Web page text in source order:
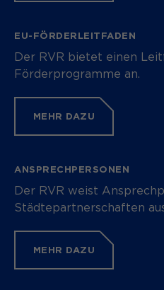
EU-FÖRDERLEITFADEN
Der RVR bietet einen
Förderprogramme an.
MEHR DAZU
ANSPRECHPERSONEN
Der RVR weist
Städtepartnerschaften
MEHR DAZU